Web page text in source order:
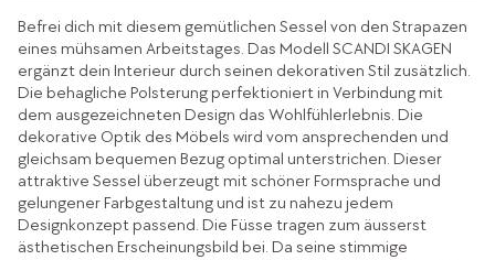
Befrei dich mit diesem gemütlichen Sessel von den Strapazen
eines mühsamen Arbeitstages. Das Modell SCANDI SKAGEN
ergänzt dein Interieur durch seinen dekorativen Stil zusätzlich.
Die behagliche Polsterung perfektioniert in Verbindung mit
dem ausgezeichneten Design das Wohlfühlerlebnis. Die
dekorative Optik des Möbels wird vom ansprechenden und
gleichsam bequemen Bezug optimal unterstrichen. Dieser
attraktive Sessel überzeugt mit schöner Formsprache und
gelungener Farbgestaltung und ist zu nahezu jedem
Designkonzept passend. Die Füsse tragen zum äusserst
ästhetischen Erscheinungsbild bei. Da seine stimmige